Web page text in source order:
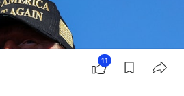
11